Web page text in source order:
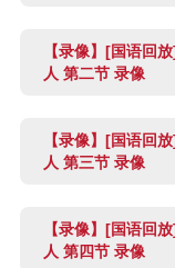
【录像】[国语回
人 第二节 录像
【录像】[国语回
人 第三节 录像
【录像】[国语回
人 第四节 录像